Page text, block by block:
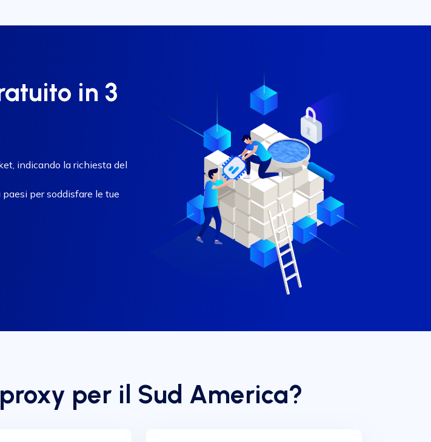
in 3
indicando la richiesta del
per soddisfare le tue
per il Sud America?